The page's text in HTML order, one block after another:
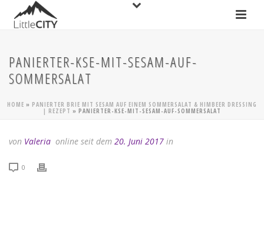
PANIERTER-KSE-MIT-SESAM-AUF-
SOMMERSALAT
HOME » PANIERTER BRIE MIT SESAM AUF EINEM SOMMERSALAT & HIMBEER DRESSING
| REZEPT » PANIERTER-KSE-MIT-SESAM-AUF-SOMMERSALAT
von Valeria online seit dem 20. Juni 2017 in
0